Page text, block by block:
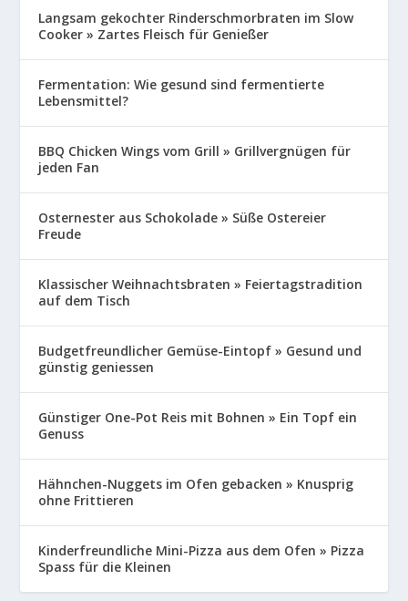
Langsam gekochter Rinderschmorbraten im Slow
Cooker » Zartes Fleisch für Genießer
Fermentation: Wie gesund sind fermentierte
Lebensmittel?
BBQ Chicken Wings vom Grill » Grillvergnügen für
jeden Fan
Osternester aus Schokolade » Süße Ostereier
Freude
Klassischer Weihnachtsbraten » Feiertagstradition
auf dem Tisch
Budgetfreundlicher Gemüse-Eintopf » Gesund und
günstig geniessen
Günstiger One-Pot Reis mit Bohnen » Ein Topf ein
Genuss
Hähnchen-Nuggets im Ofen gebacken » Knusprig
ohne Frittieren
Kinderfreundliche Mini-Pizza aus dem Ofen » Pizza
Spass für die Kleinen